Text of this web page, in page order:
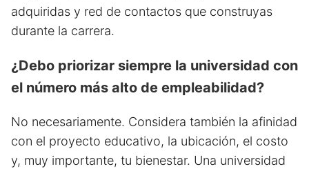
adquiridas y red de contactos que construyas
durante la carrera.
¿Debo priorizar siempre la universidad con
el número más alto de empleabilidad?
No necesariamente. Considera también la afinidad
con el proyecto educativo, la ubicación, el costo
y, muy importante, tu bienestar. Una universidad